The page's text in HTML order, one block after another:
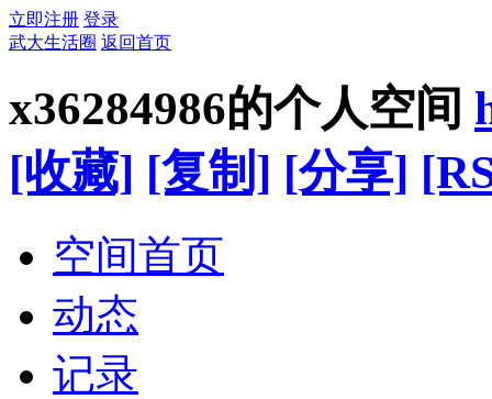
立即注册 登录
武大生活圈 返回首页
x36284986的个人空间
[收藏] [复制] [分享]
空间首页
动态
记录